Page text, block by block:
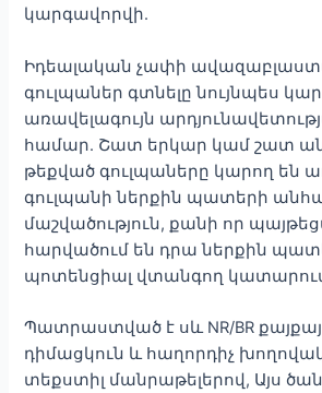
կարգավորվի.
Իդեալական չափի
գուլպաներ գտնելը նույնպես
առավելագույն
համար. Շատ երկար կամ շատ
թեքված գուլպաները կարող են
գուլպանի ներքին պատերի
մաշվածություն, քանի որ
հարվածում են դրա ներքին
պոտենցիալ վտանգող
Պատրաստված է սև NR/BR
դիմացկուն և հաղորդիչ
տեքստիլ մանրաթելերով, Այս